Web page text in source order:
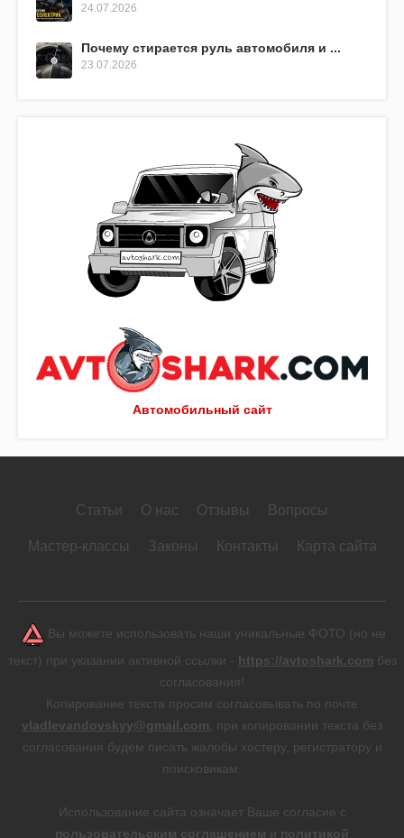
Автомобильный сайт
24.07.2026
Почему стирается руль автомобиля и ...
23.07.2026
Статьи О нас Отзывы Вопросы
Мастер-классы Законы Контакты Карта сайта
Вы можете использовать наши уникальные ФОТО (но не
текст) при указании активной ссылки - https://avtoshark.com без
согласования!
Копирование текста просим согласовывать по почте
vladlevandovskyy@gmail.com , при копировании текста без
согласования будем писать жалобы хостеру, регистратору и
поисковикам.
Использование сайта означает Ваше согласие с
пользовательским соглашением и политикой